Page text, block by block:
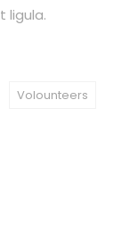
ligula.
Volounteers